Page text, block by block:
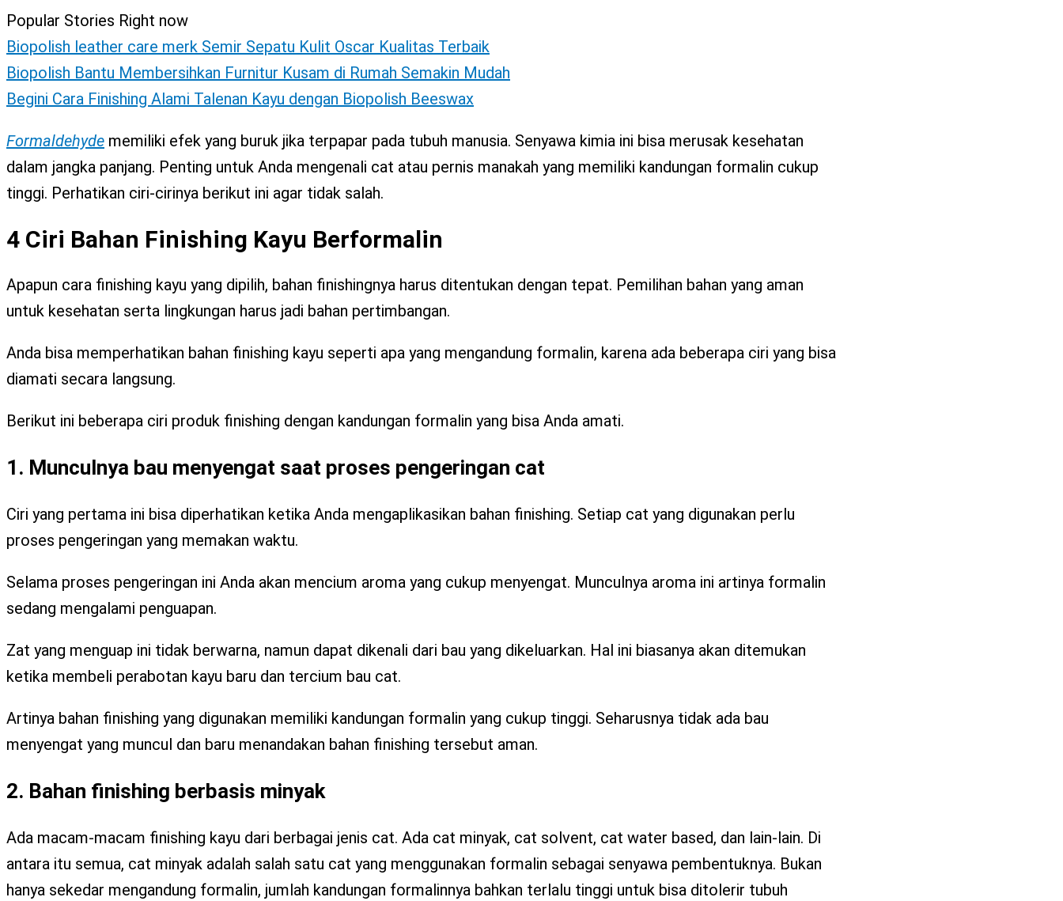
Popular Stories Right now
Biopolish leather care merk Semir Sepatu Kulit Oscar Kualitas Terbaik
Biopolish Bantu Membersihkan Furnitur Kusam di Rumah Semakin Mudah
Begini Cara Finishing Alami Talenan Kayu dengan Biopolish Beeswax
Formaldehyde memiliki efek yang buruk jika terpapar pada tubuh manusia. Senyawa kimia ini bisa merusak kesehatan
dalam jangka panjang. Penting untuk Anda mengenali cat atau pernis manakah yang memiliki kandungan formalin cukup
tinggi. Perhatikan ciri-cirinya berikut ini agar tidak salah.
4 Ciri Bahan Finishing Kayu Berformalin
Apapun cara finishing kayu yang dipilih, bahan finishingnya harus ditentukan dengan tepat. Pemilihan bahan yang aman
untuk kesehatan serta lingkungan harus jadi bahan pertimbangan.
Anda bisa memperhatikan bahan finishing kayu seperti apa yang mengandung formalin, karena ada beberapa ciri yang bisa
diamati secara langsung.
Berikut ini beberapa ciri produk finishing dengan kandungan formalin yang bisa Anda amati.
1. Munculnya bau menyengat saat proses pengeringan cat
Ciri yang pertama ini bisa diperhatikan ketika Anda mengaplikasikan bahan finishing. Setiap cat yang digunakan perlu
proses pengeringan yang memakan waktu.
Selama proses pengeringan ini Anda akan mencium aroma yang cukup menyengat. Munculnya aroma ini artinya formalin
sedang mengalami penguapan.
Zat yang menguap ini tidak berwarna, namun dapat dikenali dari bau yang dikeluarkan. Hal ini biasanya akan ditemukan
ketika membeli perabotan kayu baru dan tercium bau cat.
Artinya bahan finishing yang digunakan memiliki kandungan formalin yang cukup tinggi. Seharusnya tidak ada bau
menyengat yang muncul dan baru menandakan bahan finishing tersebut aman.
2. Bahan finishing berbasis minyak
Ada macam-macam finishing kayu dari berbagai jenis cat. Ada cat minyak, cat solvent, cat water based, dan lain-lain. Di
antara itu semua, cat minyak adalah salah satu cat yang menggunakan formalin sebagai senyawa pembentuknya. Bukan
hanya sekedar mengandung formalin, jumlah kandungan formalinnya bahkan terlalu tinggi untuk bisa ditolerir tubuh